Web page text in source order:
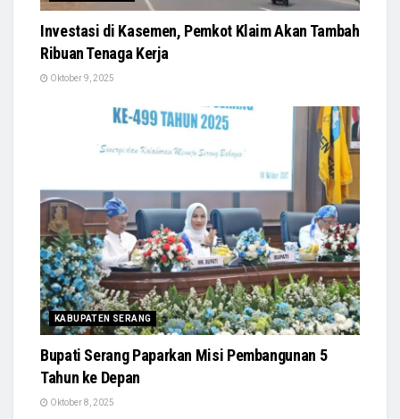
Investasi di Kasemen, Pemkot Klaim Akan Tambah
Ribuan Tenaga Kerja
Oktober 9, 2025
KABUPATEN SERANG
Bupati Serang Paparkan Misi Pembangunan 5
Tahun ke Depan
Oktober 8, 2025